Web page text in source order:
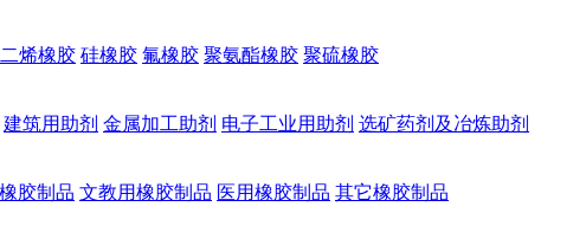
烯橡胶 硅橡胶 氟橡胶 聚氨酯橡胶 聚硫橡胶
建筑用助剂 金属加工助剂 电子工业用助剂 选矿药剂及冶炼助剂
胶制品 文教用橡胶制品 医用橡胶制品 其它橡胶制品